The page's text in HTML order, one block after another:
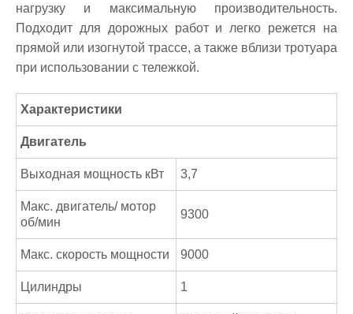
нагрузку и максимальную производительность.
Подходит для дорожных работ и легко режется на
прямой или изогнутой трассе, а также вблизи тротуара
при использовании с тележкой.
Характеристики
Двигатель
Выходная мощность кВт 3,7
Макс. двигатель/ мотор
об/мин
9300
Макс. скорость мощности 9000
Цилиндры 1